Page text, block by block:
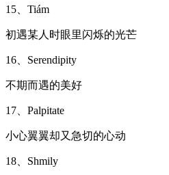
15、Tiám
初遇某人时眼里闪烁的光芒
16、Serendipity
不期而遇的美好
17、Palpitate
小心翼翼却又急切的心动
18、Shmily